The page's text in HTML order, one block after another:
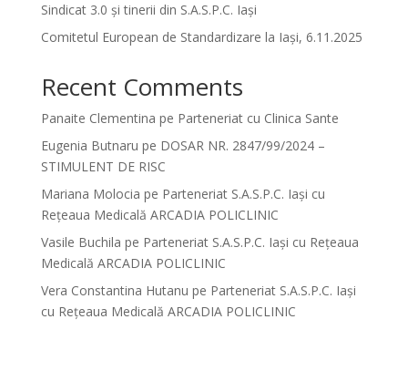
Sindicat 3.0 și tinerii din S.A.S.P.C. Iași
Comitetul European de Standardizare la Iași, 6.11.2025
Recent Comments
Panaite Clementina pe Parteneriat cu Clinica Sante
Eugenia Butnaru pe DOSAR NR. 2847/99/2024 –
STIMULENT DE RISC
Mariana Molocia pe Parteneriat S.A.S.P.C. Iași cu
Rețeaua Medicală ARCADIA POLICLINIC
Vasile Buchila pe Parteneriat S.A.S.P.C. Iași cu Rețeaua
Medicală ARCADIA POLICLINIC
Vera Constantina Hutanu pe Parteneriat S.A.S.P.C. Iași
cu Rețeaua Medicală ARCADIA POLICLINIC